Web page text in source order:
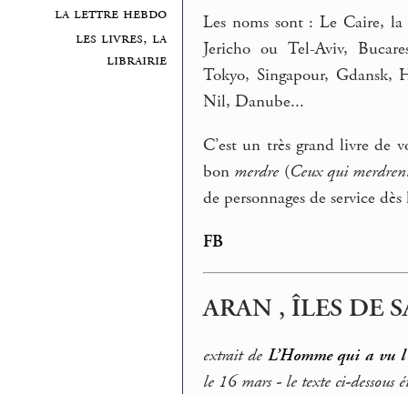
la lettre hebdo
les livres, la
librairie
Les noms sont : Le Caire,
Jericho ou Tel-Aviv,
Tokyo, Singapour, Gdansk,
Nil, Danube...
C’est un très grand livre de
bon merdre (Ceux qui
de personnages de service
FB
ARAN , ÎLES DE
extrait de L’Homme qui a vu
le 16 mars - le texte ci-